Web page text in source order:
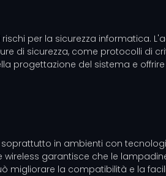
per la sicurezza informatica.
di sicurezza, come protocolli di
progettazione del sistema e
in ambienti con
garantisce che le
migliorare la compatibilità e la